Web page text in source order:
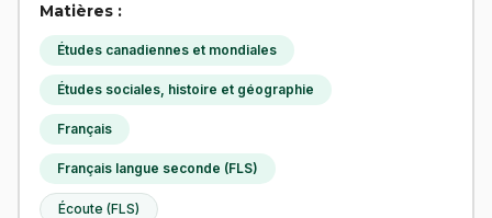
Matières :
Études canadiennes et mondiales
Études sociales, histoire et géographie
Français
Français langue seconde (FLS)
Écoute (FLS)